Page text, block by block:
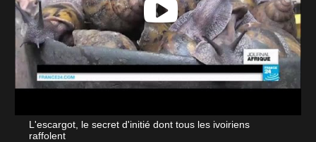
L'escargot, le secret d'initié dont tous les ivoiriens
raffolent